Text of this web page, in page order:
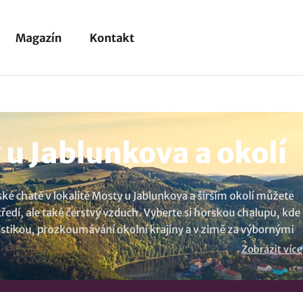
Magazín Kontakt
Jablunkova a okolí
chatě v lokalitě Mosty u Jablunkova a širším okolí můžete
ale také čerstvý vzduch. Vyberte si horskou chalupu, kde
prozkoumávání okolní krajiny a v zimě za výbornými
Projděte si celou naši nabídkuubytování v lokalitě Mosty
Zobrazit více